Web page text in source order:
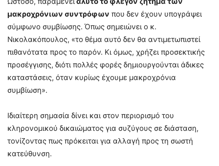
μακροχρόνιων συντρόφων που δεν έχουν υπογράψει
σύμφωνο συμβίωσης. Όπως σημειώνει ο κ.
Νικολακόπουλος, «το θέμα αυτό δεν θα αντιμετωπιστεί
πιθανότατα προς το παρόν. Κι όμως, χρήζει προσεκτικής
προσέγγισης, διότι πολλές φορές δημιουργούνται άδικες
καταστάσεις, όταν κυρίως έχουμε μακροχρόνια
συμβίωση».
Ιδιαίτερη σημασία δίνει και στον περιορισμό του
κληρονομικού δικαιώματος για συζύγους σε διάσταση,
τονίζοντας πως πρόκειται για αλλαγή προς τη σωστή
κατεύθυνση.